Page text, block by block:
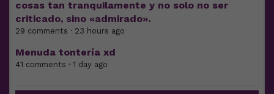
cosas tan tranquilamente y no solo no ser
criticado, sino «admirado».
29 comments · 23 hours ago
Menuda tontería xd
41 comments · 1 day ago